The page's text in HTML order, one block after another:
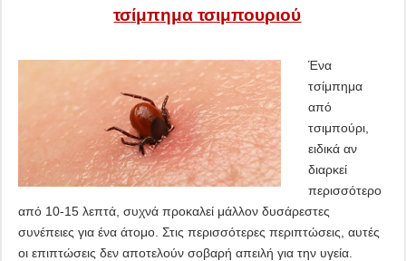
τσίμπημα τσιμπουριού
Ένα
τσίμπημα
από
τσιμπούρι,
ειδικά αν
διαρκεί
περισσότερο
από 10-15 λεπτά, συχνά προκαλεί μάλλον δυσάρεστες
συνέπειες για ένα άτομο. Στις περισσότερες περιπτώσεις, αυτές
οι επιπτώσεις δεν αποτελούν σοβαρή απειλή για την υγεία.